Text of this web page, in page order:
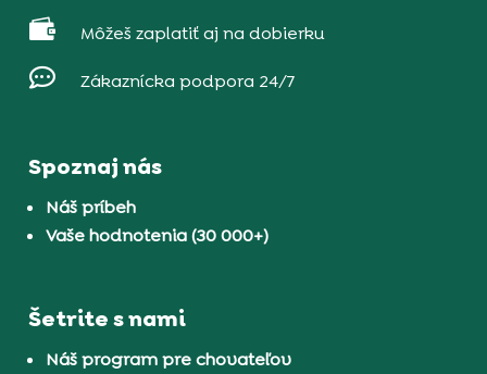
 Môžeš zaplatiť aj na dobierku
 Zákaznícka podpora 24/7
Spoznaj nás
Náš príbeh
Vaše hodnotenia (30 000+)
Šetrite s nami
Náš program pre chovateľov